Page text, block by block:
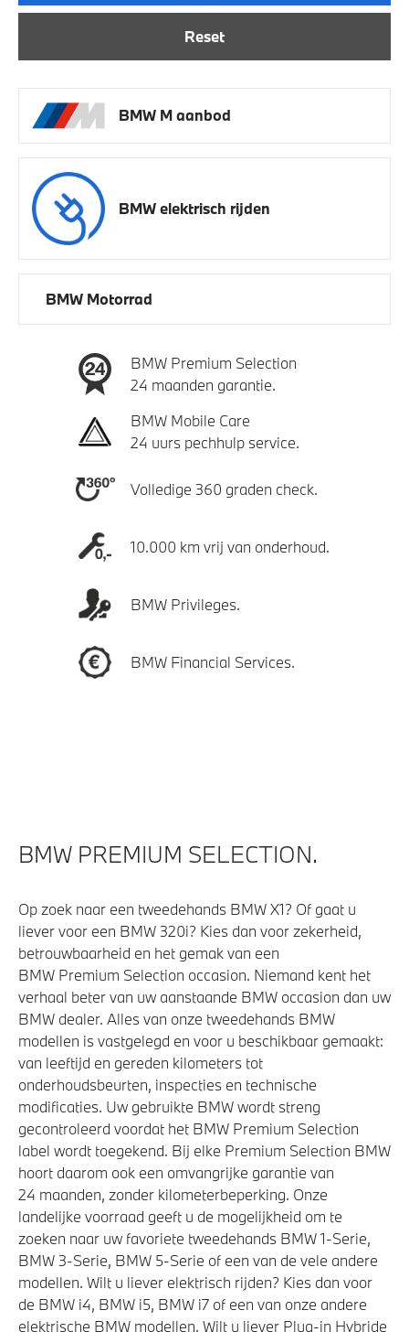
Reset
BMW M aanbod
BMW elektrisch rijden
BMW Motorrad
BMW Premium Selection
24 maanden garantie.
BMW Mobile Care
24 uurs pechhulp service.
Volledige 360 graden check.
10.000 km vrij van onderhoud.
BMW Privileges.
BMW Financial Services.
BMW PREMIUM SELECTION.
Op zoek naar een tweedehands BMW X1? Of gaat u
liever voor een BMW 320i? Kies dan voor zekerheid,
betrouwbaarheid en het gemak van een
BMW Premium Selection occasion. Niemand kent het
verhaal beter van uw aanstaande BMW occasion dan uw
BMW dealer. Alles van onze tweedehands BMW
modellen is vastgelegd en voor u beschikbaar gemaakt:
van leeftijd en gereden kilometers tot
onderhoudsbeurten, inspecties en technische
modificaties. Uw gebruikte BMW wordt streng
gecontroleerd voordat het BMW Premium Selection
label wordt toegekend. Bij elke Premium Selection BMW
hoort daarom ook een omvangrijke garantie van
24 maanden, zonder kilometerbeperking. Onze
landelijke voorraad geeft u de mogelijkheid om te
zoeken naar uw favoriete tweedehands BMW 1-Serie,
BMW 3-Serie, BMW 5-Serie of een van de vele andere
modellen. Wilt u liever elektrisch rijden? Kies dan voor
de BMW i4, BMW i5, BMW i7 of een van onze andere
elektrische BMW modellen. Wilt u liever Plug-in Hybride